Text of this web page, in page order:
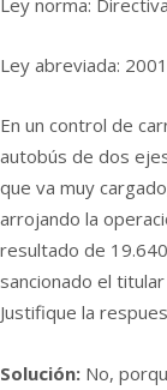
Ley abreviada:
En un control de
autobús de dos
que va muy
arrojando la
resultado de
sancionado el
Justifique la
Solución: No,